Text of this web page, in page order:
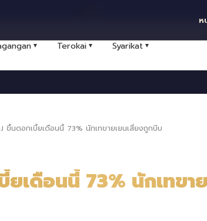
ห
▼ Terokai ▼ Syarikat ▼
ขึ้นดอกเบี้ยเดือนนี้ 73% นักเทขายเยนเสี่ยงถูกบีบ
ยเดือนนี้ 73% นักเทขา